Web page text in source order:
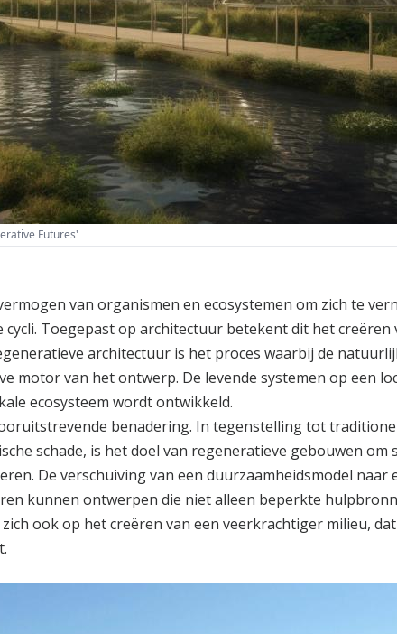
Futures'
van organismen en ecosystemen om zich te
Toegepast op architectuur betekent dit het
architectuur is het proces waarbij de
motor van het ontwerp. De levende systemen op een
ecosysteem wordt ontwikkeld.
benadering. In tegenstelling tot
schade, is het doel van regeneratieve gebouwen om
De verschuiving van een duurzaamheidsmodel
kunnen ontwerpen die niet alleen beperkte
ook op het creëren van een veerkrachtiger milieu,